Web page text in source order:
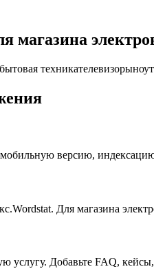
магазина
бытовая техникателевизоры
мобильную версию,
Для магазина
услугу. Добавьте FAQ,